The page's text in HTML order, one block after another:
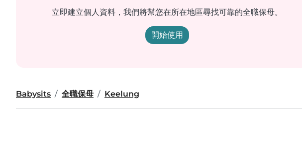
立即建立個人資料，我們將幫您在所在地區尋找可靠的全職保母。
開始使用
Babysits 全職保母 Keelung